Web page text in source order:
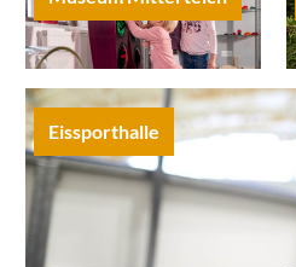
Eissporthalle